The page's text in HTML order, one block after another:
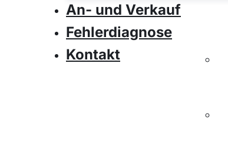
An- und Verkauf
Fehlerdiagnose
Kontakt